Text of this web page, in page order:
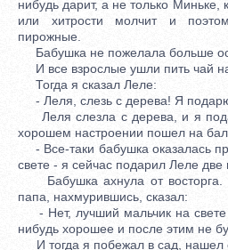
нибудь дарит, а не только Миньке,
или хитрости молчит и
пирожные.
Бабушка не пожелала больше
И все взрослые ушли пить чай
Тогда я сказал Леле:
- Леля, слезь с дерева! Я подарю
Леля слезла с дерева, и я
хорошем настроении пошел на
- Все-таки бабушка оказалась
свете - я сейчас подарил Леле две
Бабушка ахнула от
папа, нахмурившись, сказал:
- Нет, лучший мальчик на свете
нибудь хорошее и после этим не
И тогда я побежал в сад, нашел